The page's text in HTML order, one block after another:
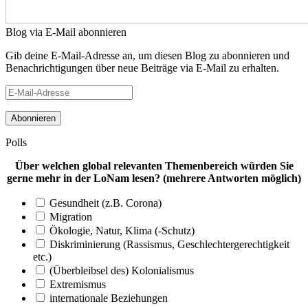
Blog via E-Mail abonnieren
Gib deine E-Mail-Adresse an, um diesen Blog zu abonnieren und
Benachrichtigungen über neue Beiträge via E-Mail zu erhalten.
E-
Mail-
Adresse
Polls
Über welchen global relevanten Themenbereich würden Sie
gerne mehr in der LoNam lesen? (mehrere Antworten möglich)
Gesundheit (z.B. Corona)
Migration
Ökologie, Natur, Klima (-Schutz)
Diskriminierung (Rassismus, Geschlechtergerechtigkeit
etc.)
(Überbleibsel des) Kolonialismus
Extremismus
internationale Beziehungen